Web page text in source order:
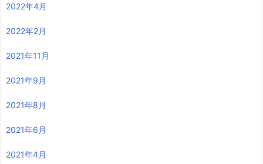
2022年4月
2022年2月
2021年11月
2021年9月
2021年8月
2021年6月
2021年4月